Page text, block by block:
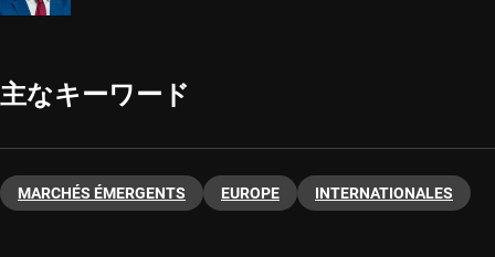
主なキーワード
MARCHÉS ÉMERGENTS EUROPE INTERNATIONALES